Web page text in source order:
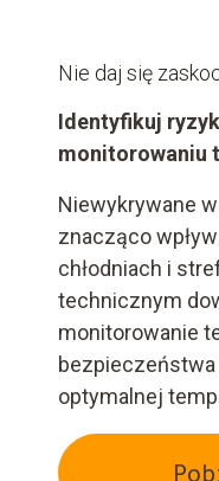
Nie daj się
Identyfikuj
monitorowaniu
Niewykrywane
znacząco
chłodniach i
technicznym
monitorowanie
optymalnej